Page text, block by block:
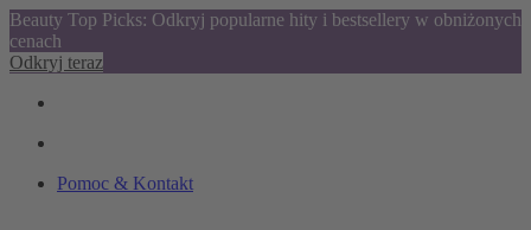
Beauty Top Picks: Odkryj popularne hity i bestsellery w obniżonych
cenach
Odkryj teraz
Pomoc & Kontakt